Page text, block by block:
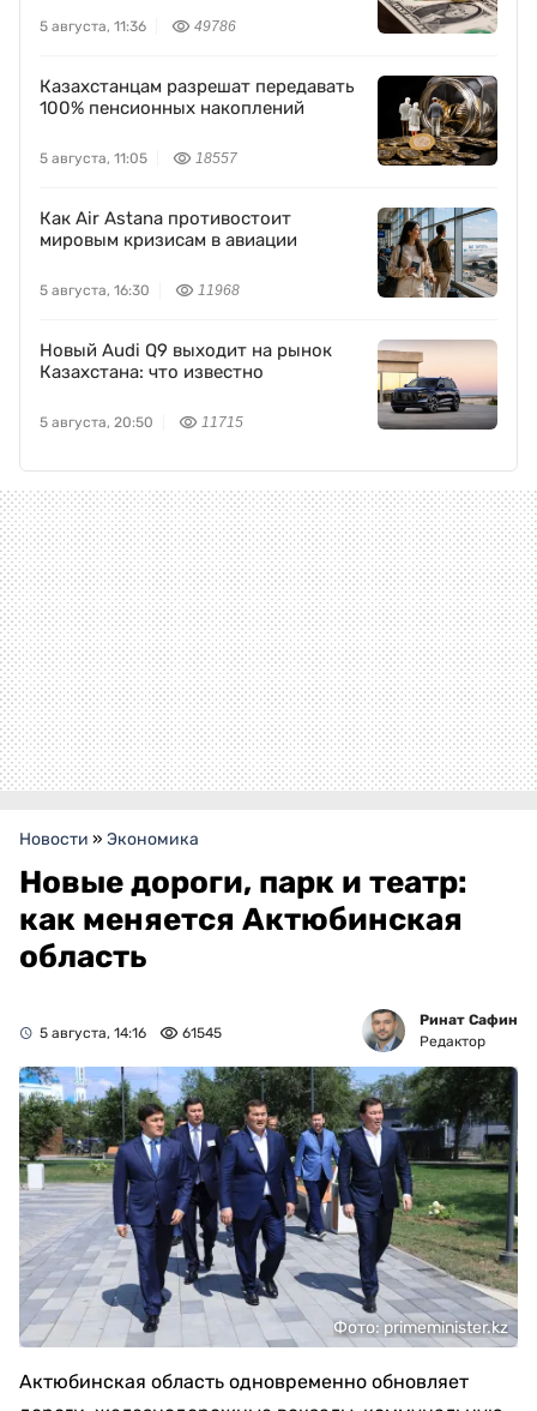
5 августа, 11:36 49786
Казахстанцам разрешат передавать
100% пенсионных накоплений
5 августа, 11:05 18557
Как Air Astana противостоит
мировым кризисам в авиации
5 августа, 16:30 11968
Новый Audi Q9 выходит на рынок
Казахстана: что известно
5 августа, 20:50 11715
Новости » Экономика
Новые дороги, парк и театр:
как меняется Актюбинская
область
5 августа, 14:16 61545
Ринат Сафин
Редактор
Фото: primeminister.kz
Актюбинская область одновременно обновляет